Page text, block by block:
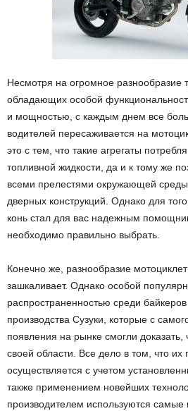
Несмотря на огромное разнообразие
обладающих особой
и мощностью, с каждым днем все
водителей пересаживается на
это с тем, что такие агрегаты
топливной жидкости, да и к тому же
всеми прелестями окружающей среды,
дверных конструкций. Однако для
конь стал для вас надежным
необходимо правильно выбрать.
Конечно же, разнообразие
зашкаливает. Однако особой
распространенностью среди
производства Сузуки, которые с
появления на рынке смогли
своей области. Все дело в том, что их
осуществляется с учетом
также применением новейших
производителем используются